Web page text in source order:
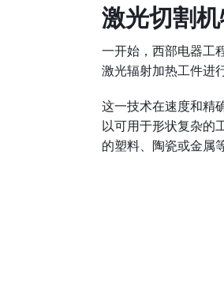
激光切割
一开始，西部电器工
激光辐射加热工件进
这一技术在速度和精
以可用于形状复杂的
的塑料、陶瓷或金属